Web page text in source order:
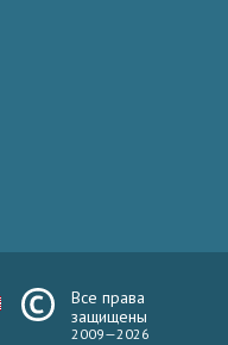
Все права
защищены
2009—2026